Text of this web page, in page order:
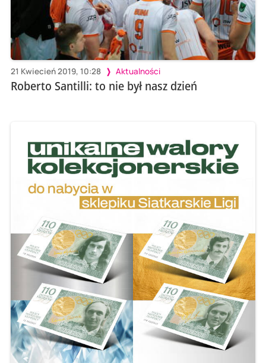
21 Kwiecień 2019, 10:28 Aktualności
Roberto Santilli: to nie był nasz dzień